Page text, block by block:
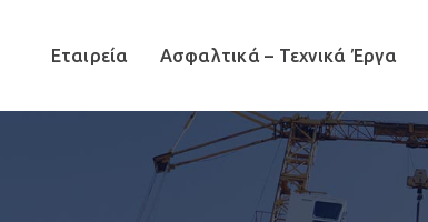
Εταιρεία Ασφαλτικά – Τεχνικά Έργα